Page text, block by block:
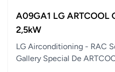
A09GA1 LG ARTCOOL
2,5kW
LG Airconditioning - RAC
Gallery Special De